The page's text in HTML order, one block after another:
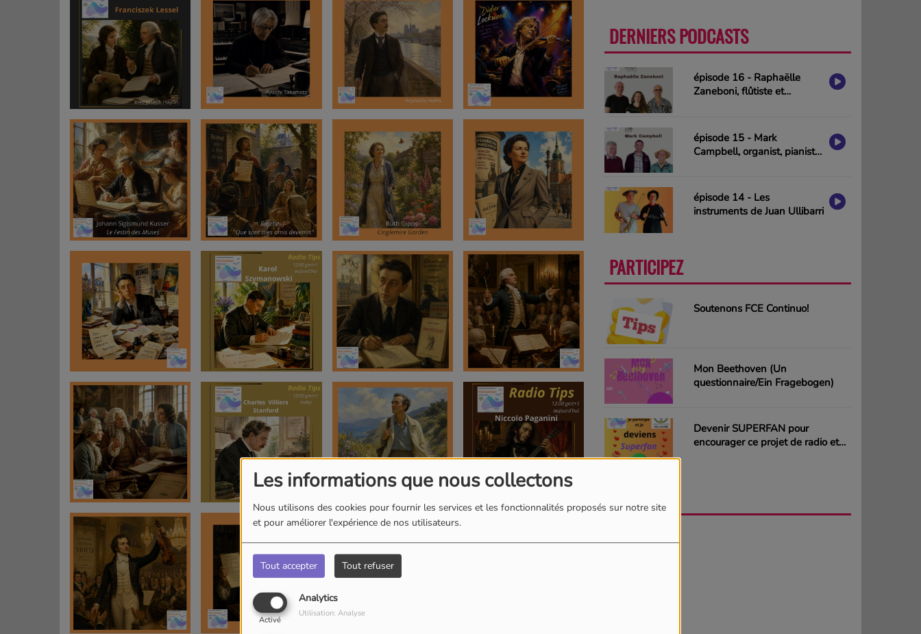
Les informations que nous collectons
Nous utilisons des cookies pour fournir les services et les fonctionnalités proposés sur notre site
et pour améliorer l'expérience de nos utilisateurs.
Tout accepter Tout refuser
Analytics
Activé
Utilisation: Analyse
DERNIERS PODCASTS
épisode 16 - Raphaëlle
Zaneboni, flûtiste et
épisode 15 - Mark
Campbell, organist, pianist
épisode 14 - Les
instruments de Juan Ullibarri
PARTICIPEZ
Soutenons FCE Continuo!
Mon Beethoven (Un
questionnaire/Ein Fragebogen)
Devenir SUPERFAN pour
encourager ce projet de radio et
AGENDA